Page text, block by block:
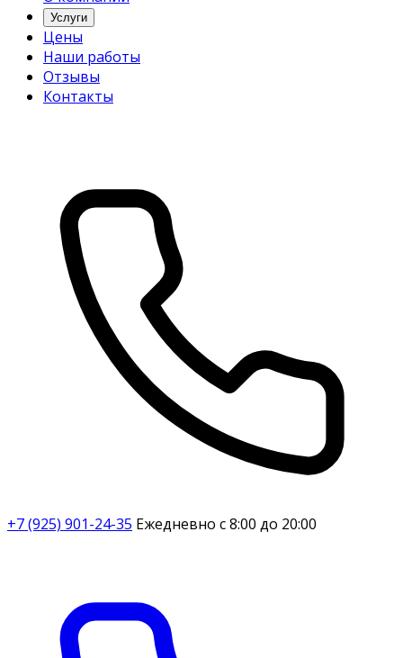
Услуги
Цены
Наши работы
Отзывы
Контакты
+7 (925) 901-24-35 Ежедневно с 8:00 до 20:00